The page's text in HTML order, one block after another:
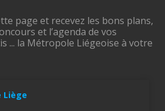
page et recevez les bons plans,
et l’agenda de vos
... la Métropole Liégeoise à votre
Liège